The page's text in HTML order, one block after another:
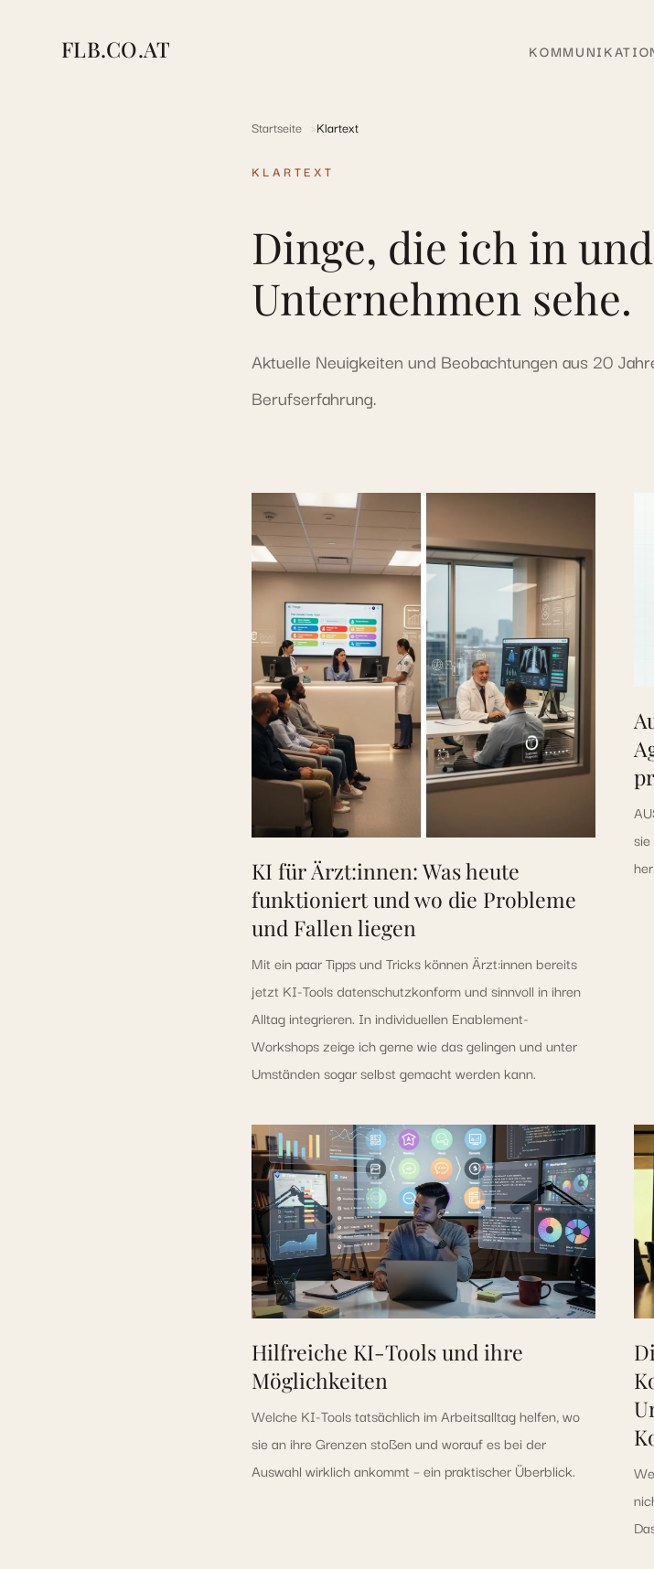
FLB.CO.AT
Startseite Klartext
KLARTEXT
Dinge, die ich in
Unternehmen sehe.
Aktuelle Neuigkeiten und Beobachtungen aus 20
Berufserfahrung.
KI für Ärzt:innen: Was heute
funktioniert und wo die Probleme
und Fallen liegen
Mit ein paar Tipps und Tricks können Ärzt:innen bereits
jetzt KI-Tools datenschutzkonform und sinnvoll in ihren
Alltag integrieren. In individuellen Enablement-
Workshops zeige ich gerne wie das gelingen und unter
Umständen sogar selbst gemacht werden kann.
Hilfreiche KI-Tools und ihre
Möglichkeiten
Welche KI-Tools tatsächlich im Arbeitsalltag helfen, wo
sie an ihre Grenzen stoßen und worauf es bei der
Auswahl wirklich ankommt – ein praktischer Überblick.